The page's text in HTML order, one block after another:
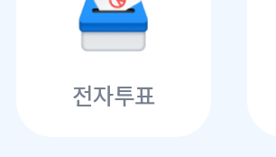
전자투표